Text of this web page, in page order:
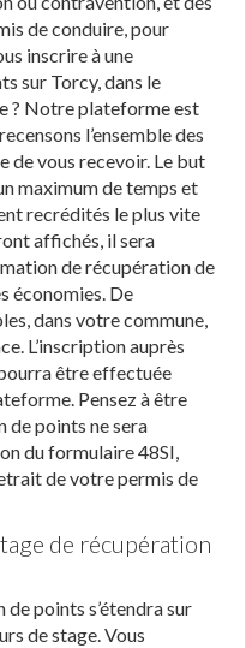
de conduire, pour
inscrire à une
sur Torcy, dans le
? Notre plateforme est
l’ensemble des
de vous recevoir. Le but
maximum de temps et
recrédités le plus vite
affichés, il sera
de récupération de
économies. De
dans votre commune,
L’inscription auprès
être effectuée
Pensez à être
de points ne sera
du formulaire 48SI,
de votre permis de
de récupération
points s’étendra sur
de stage. Vous